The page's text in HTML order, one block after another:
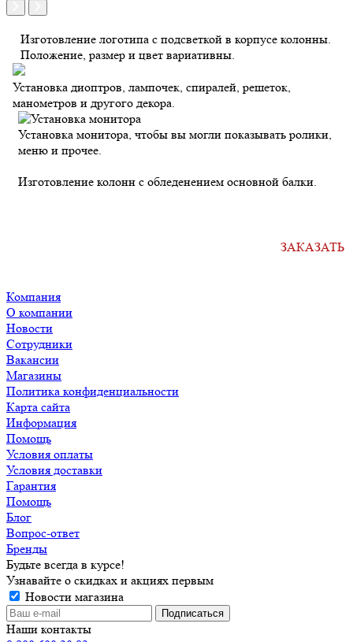
Изготовление логотипа с подсветкой в корпусе колонны.
Положение, размер и цвет вариативны.
Установка диоптров, лампочек, спиралей, решеток,
манометров и другого декора.
Установка монитора, чтобы вы могли показывать ролики,
меню и прочее.
Изготовление колонн с обледенением основной балки.
ЗАКАЗАТЬ
Компания
О компании
Новости
Сотрудники
Вакансии
Магазины
Политика конфиденциальности
Карта сайта
Информация
Помощь
Условия оплаты
Условия доставки
Гарантия
Помощь
Блог
Вопрос-ответ
Бренды
Будьте всегда в курсе!
Узнавайте о скидках и акциях первым
Новости магазина
Наши контакты